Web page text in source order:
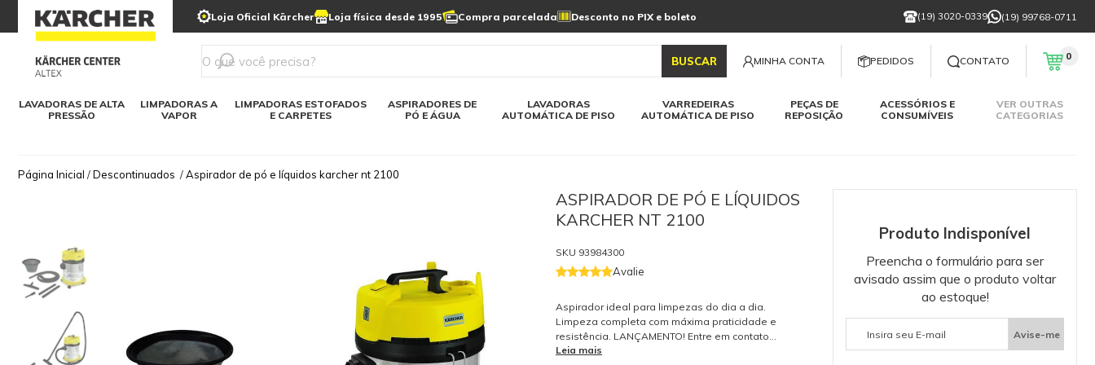
Loja Oficial Kärcher Loja física desde 1995 Compra parcelada Desconto no PIX e boleto (19) 3020-0339 (19) 99768-0711
BUSCAR MINHA CONTA PEDIDOS CONTATO 0
LAVADORAS DE ALTA
PRESSÃO
Detergentes
Linha a bateria
LIMPADORAS A
VAPOR
LIMPADORAS ESTOFADOS
E CARPETES
ASPIRADORES DE
PÓ E ÁGUA
Linha a bateria
LAVADORAS
AUTOMÁTICA DE PISO
VARREDEIRAS
AUTOMÁTICA DE PISO
PEÇAS DE
REPOSIÇÃO
Lavadoras automática
Varredeiras automática
ACESSÓRIOS E
CONSUMÍVEIS
Varredeiras automática
VER OUTRAS
CATEGORIAS
Kärcher para o lar Soluções digitais
Limpeza de painel
solar
Página Inicial /Descontinuados /Aspirador de pó e líquidos karcher nt 2100
ASPIRADOR DE PÓ E LÍQUIDOS
KARCHER NT 2100
SKU 93984300
Avalie
Aspirador ideal para limpezas do dia a dia.
Limpeza completa com máxima praticidade e
resistência. LANÇAMENTO! Entre em contato
conosco através do formulário ao lado e reserve
Leia mais
Produto Indisponível
Preencha o formulário para ser
avisado assim que o produto voltar
ao estoque!
Avise-me